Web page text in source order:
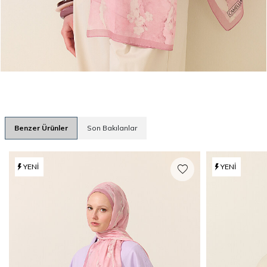
Benzer Ürünler Son Bakılanlar
YENI YENI